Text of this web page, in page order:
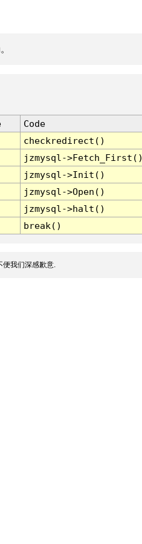
Code
checkredirect()
jzmysql-
jzmysql->Init()
jzmysql->Open()
jzmysql->halt()
break()
我们深感歉意.